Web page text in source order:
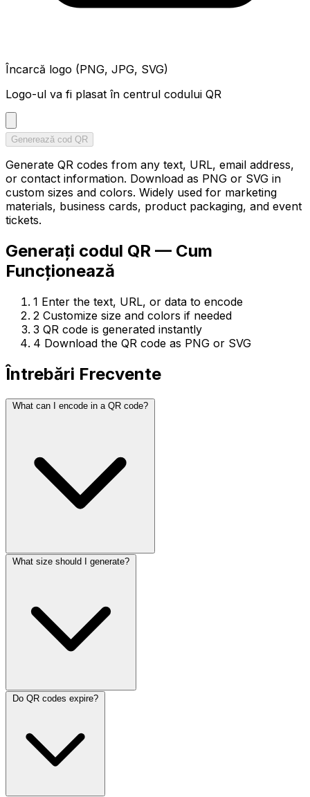
Încarcă logo (PNG, JPG, SVG)
Logo-ul va fi plasat în centrul codului QR
Generează cod QR
Generate QR codes from any text, URL, email address,
or contact information. Download as PNG or SVG in
custom sizes and colors. Widely used for marketing
materials, business cards, product packaging, and event
tickets.
Generați codul QR — Cum
Funcționează
1 Enter the text, URL, or data to encode
2 Customize size and colors if needed
3 QR code is generated instantly
4 Download the QR code as PNG or SVG
Întrebări Frecvente
What can I encode in a QR code?
What size should I generate?
Do QR codes expire?